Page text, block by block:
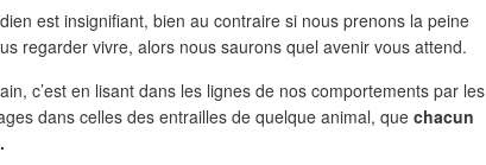
est insignifiant, bien au contraire si nous prenons la peine
regarder vivre, alors nous saurons quel avenir vous attend.
c’est en lisant dans les lignes de nos comportements par les
dans celles des entrailles de quelque animal, que chacun